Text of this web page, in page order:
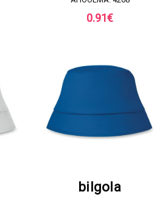
0.91€
bilgola